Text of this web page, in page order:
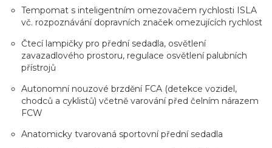
Tempomat s inteligentním omezovačem rychlosti ISLA
vč. rozpoznávání dopravních značek omezujících rychlost
Čtecí lampičky pro přední sedadla, osvětlení
zavazadlového prostoru, regulace osvětlení palubních
přístrojů
Autonomní nouzové brzdění FCA (detekce vozidel,
chodců a cyklistů) včetně varování před čelním nárazem
FCW
Anatomicky tvarovaná sportovní přední sedadla